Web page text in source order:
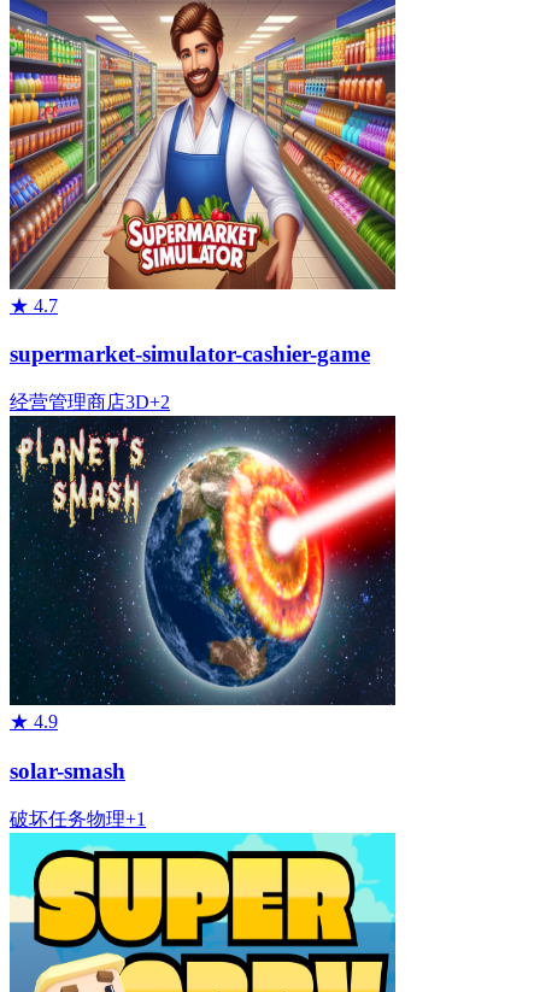
★ 4.7
supermarket-simulator-cashier-game
经营管理商店3D+2
★ 4.9
solar-smash
破坏任务物理+1